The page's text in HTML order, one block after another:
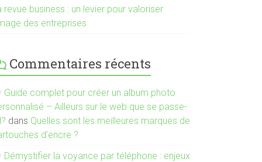
revue business : un levier pour valoriser
des entreprises
Commentaires récents
Guide complet pour créer un album photo
– Ailleurs sur le web que se passe-
dans Quelles sont les meilleures marques de
d’encre ?
Démystifier la voyance par téléphone : enjeux